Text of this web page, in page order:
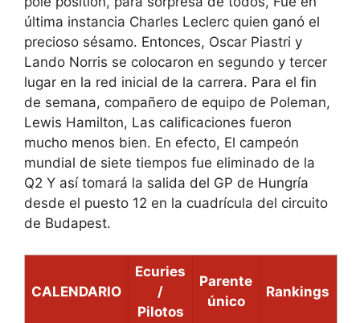
última instancia Charles Leclerc quien ganó el
precioso sésamo. Entonces, Oscar Piastri y
Lando Norris se colocaron en segundo y tercer
lugar en la red inicial de la carrera. Para el fin
de semana, compañero de equipo de Poleman,
Lewis Hamilton, Las calificaciones fueron
mucho menos bien. En efecto, El campeón
mundial de siete tiempos fue eliminado de la
Q2 Y así tomará la salida del GP de Hungría
desde el puesto 12 en la cuadrícula del circuito
de Budapest.
CALENDARIO
Ecuries
/
Pilotos
Parente
único
Rankings